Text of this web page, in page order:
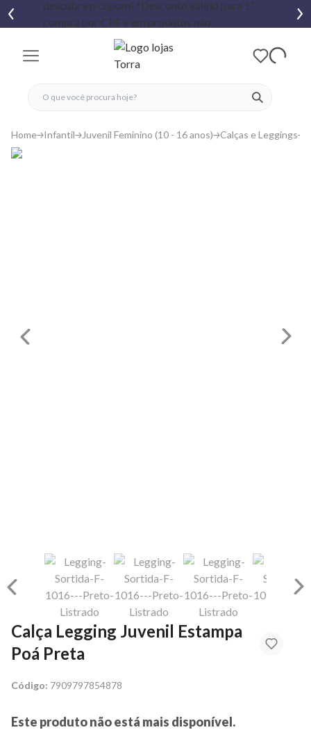
ver
fechar menu
fechar menu
favoritos
Home Infantil Juvenil Feminino (10 - 16 anos) Calças e Leggings
Calça Legging Juvenil Estampa
Poá Preta
Código: 7909797854878
Este produto não está mais disponível.